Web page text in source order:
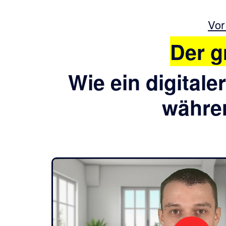
Der
Wie ein